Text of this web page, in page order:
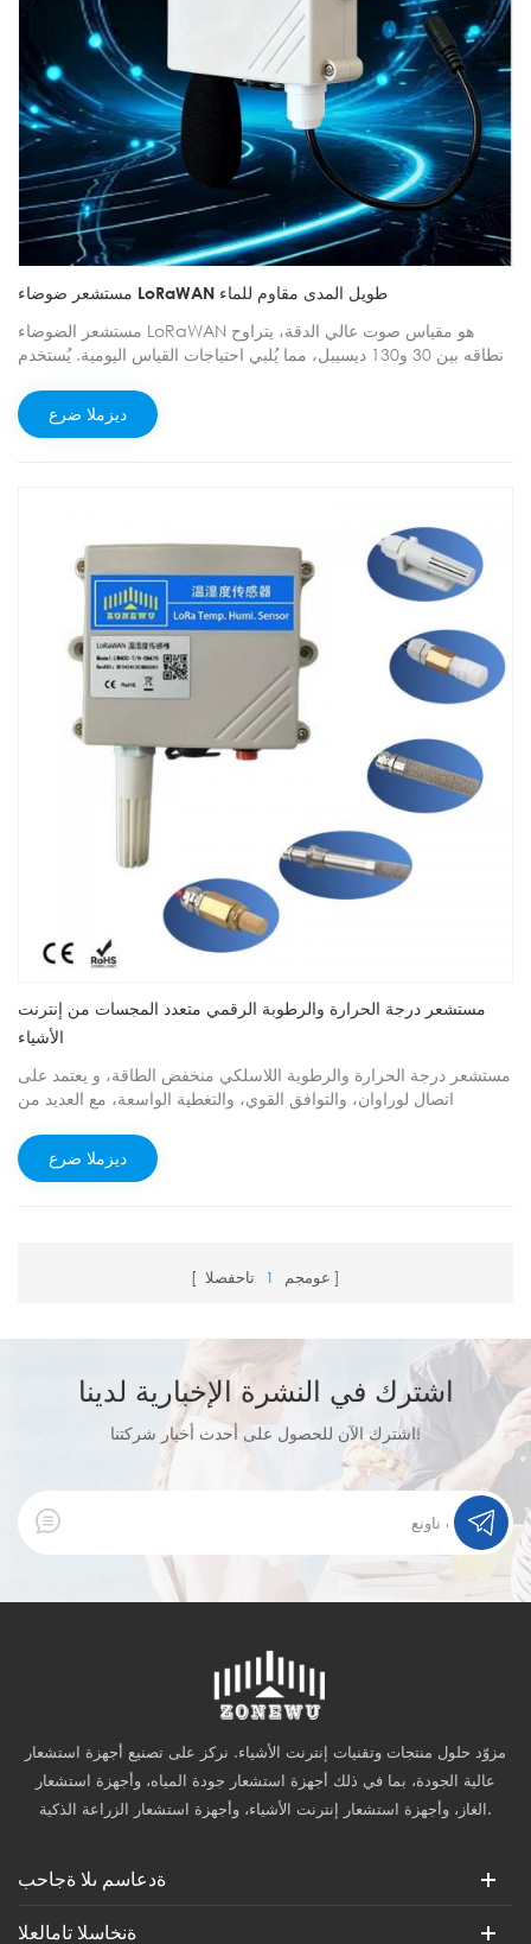
مستشعر ضوضاء LoRaWAN طويل المدى مقاوم للماء
مستشعر الضوضاء LoRaWAN هو مقياس صوت عالي الدقة، يتراوح
نطاقه بين 30 و130 ديسيبل، مما يُلبي احتياجات القياس اليومية. يُستخدم
ديزملا ضرع
مستشعر درجة الحرارة والرطوبة الرقمي متعدد المجسات من إنترنت
الأشياء
مستشعر درجة الحرارة والرطوبة اللاسلكي منخفض الطاقة، و يعتمد على
اتصال لوراوان، والتوافق القوي، والتغطية الواسعة، مع العديد من
ديزملا ضرع
عومجم 1 تاحفصلا
اشترك في النشرة الإخبارية لدينا
اشترك الآن للحصول على أحدث أخبار شركتنا!
مزوّد حلول منتجات وتقنيات إنترنت الأشياء. نركز على تصنيع أجهزة استشعار
عالية الجودة، بما في ذلك أجهزة استشعار جودة المياه، وأجهزة استشعار
الغاز، وأجهزة استشعار إنترنت الأشياء، وأجهزة استشعار الزراعة الذكية.
ةدعاسم ىلا ةجاحب
ةنخاسلا تامالعلا